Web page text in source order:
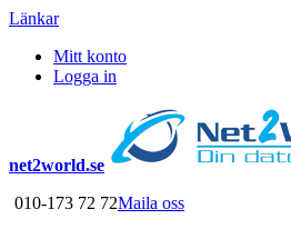
Länkar
Mitt konto
Logga in
net2world.se
010-173 72 72Maila oss